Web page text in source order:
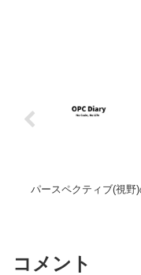
パースペクティブ(視野)
コメント